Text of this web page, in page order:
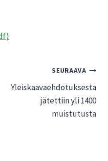
SEURAAVA
Yleiskaavaehdotuksesta
jätettiin yli 1400
muistutusta